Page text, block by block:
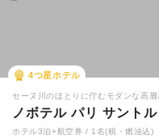
4つ星ホテル
セーヌ川のほとりに佇むモダンな高層
ノボテル パリ サント
ホテル3泊+航空券 / 1名(税・燃油込)